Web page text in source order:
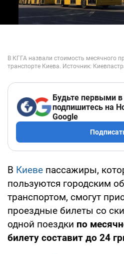
Будьте первыми в
подпишитесь на
Google
В Киеве пассажиры,
пользуются городским
транспортом, смогут
проездные билеты со
одной поездки по
билету составит до 24